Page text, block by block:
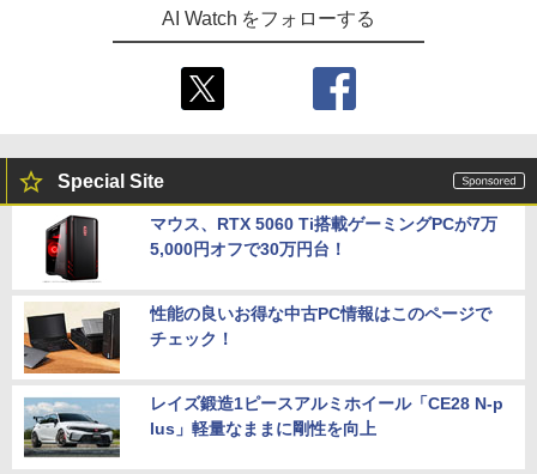
U320F22
AI Watch をフォローする
Special Site
マウス、RTX 5060 Ti搭載ゲーミングPCが7万
5,000円オフで30万円台！
性能の良いお得な中古PC情報はこのページで
チェック！
レイズ鍛造1ピースアルミホイール「CE28 N-p
lus」軽量なままに剛性を向上